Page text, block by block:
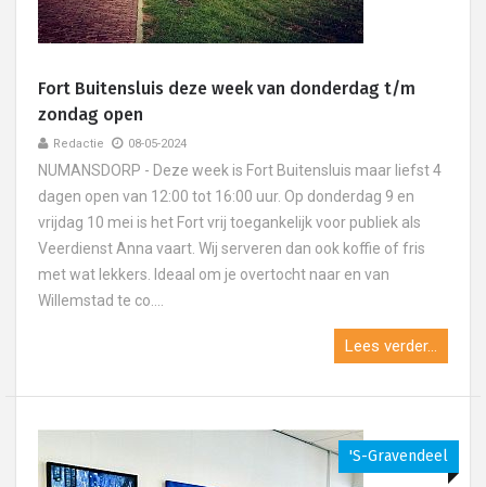
Fort Buitensluis deze week van donderdag t/m
zondag open
Redactie 08-05-2024
NUMANSDORP - Deze week is Fort Buitensluis maar liefst 4
dagen open van 12:00 tot 16:00 uur. Op donderdag 9 en
vrijdag 10 mei is het Fort vrij toegankelijk voor publiek als
Veerdienst Anna vaart. Wij serveren dan ook koffie of fris
met wat lekkers. Ideaal om je overtocht naar en van
Willemstad te co....
Lees verder...
's-Gravendeel